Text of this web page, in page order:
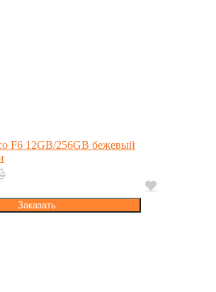
F6 12GB/256GB бежевый
Заказать